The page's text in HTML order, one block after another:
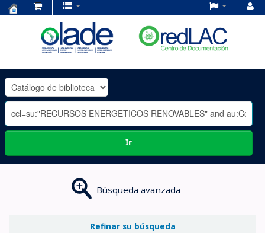
OLADE
-
Ir
Búsqueda avanzada
Refinar su búsqueda